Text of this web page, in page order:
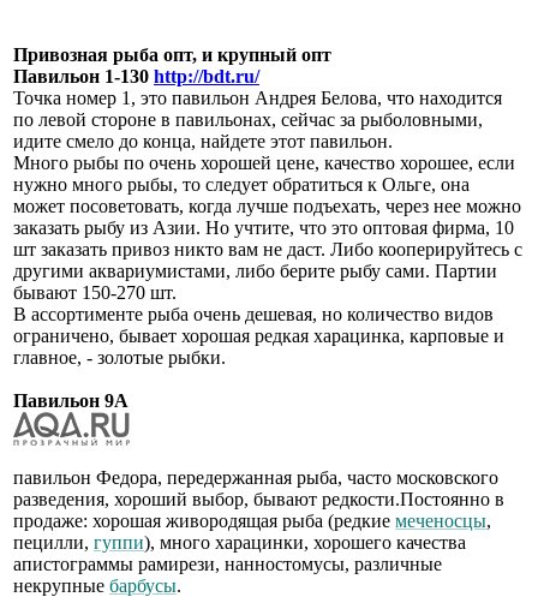
Привозная рыба опт, и крупный опт
Павильон 1-130 http://bdt.ru/
Точка номер 1, это павильон Андрея Белова, что находится
по левой стороне в павильонах, сейчас за рыболовными,
идите смело до конца, найдете этот павильон.
Много рыбы по очень хорошей цене, качество хорошее, если
нужно много рыбы, то следует обратиться к Ольге, она
может посоветовать, когда лучше подъехать, через нее можно
заказать рыбу из Азии. Но учтите, что это оптовая фирма, 10
шт заказать привоз никто вам не даст. Либо кооперируйтесь с
другими аквариумистами, либо берите рыбу сами. Партии
бывают 150-270 шт.
В ассортименте рыба очень дешевая, но количество видов
ограничено, бывает хорошая редкая харацинка, карповые и
главное, - золотые рыбки.
Павильон 9А
павильон Федора, передержанная рыба, часто московского
разведения, хороший выбор, бывают редкости.Постоянно в
продаже: хорошая живородящая рыба (редкие меченосцы,
пецилли, гуппи), много харацинки, хорошего качества
апистограммы рамирези, нанностомусы, различные
некрупные барбусы.